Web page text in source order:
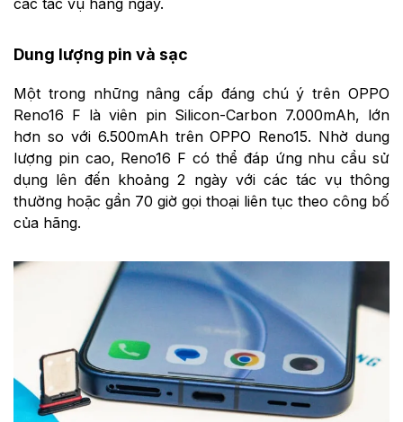
Dung lượng pin và sạc
Một trong những nâng cấp đáng chú ý trên OPPO
Reno16 F là viên pin Silicon-Carbon 7.000mAh, lớn
hơn so với 6.500mAh trên OPPO Reno15. Nhờ dung
lượng pin cao, Reno16 F có thể đáp ứng nhu cầu sử
dụng lên đến khoảng 2 ngày với các tác vụ thông
thường hoặc gần 70 giờ gọi thoại liên tục theo công bố
của hãng.